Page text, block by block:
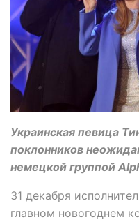
Украинская певица
поклонников
немецкой группой
31 декабря
главном новогоднем